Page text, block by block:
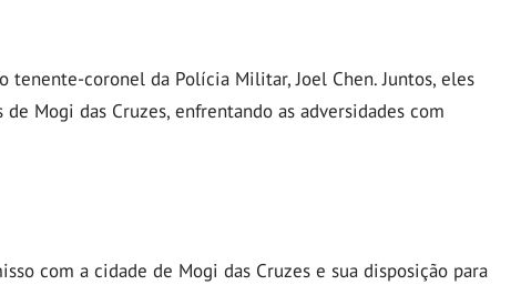
tenente-coronel da Polícia Militar, Joel Chen. Juntos, eles
Mogi das Cruzes, enfrentando as adversidades com
com a cidade de Mogi das Cruzes e sua disposição para